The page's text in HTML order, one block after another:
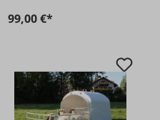
99,00 €*